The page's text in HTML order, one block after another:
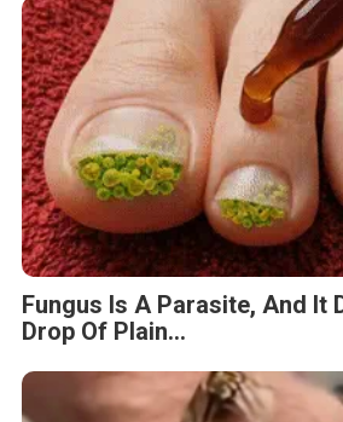
Fungus Is A Parasite, And It
Drop Of Plain...